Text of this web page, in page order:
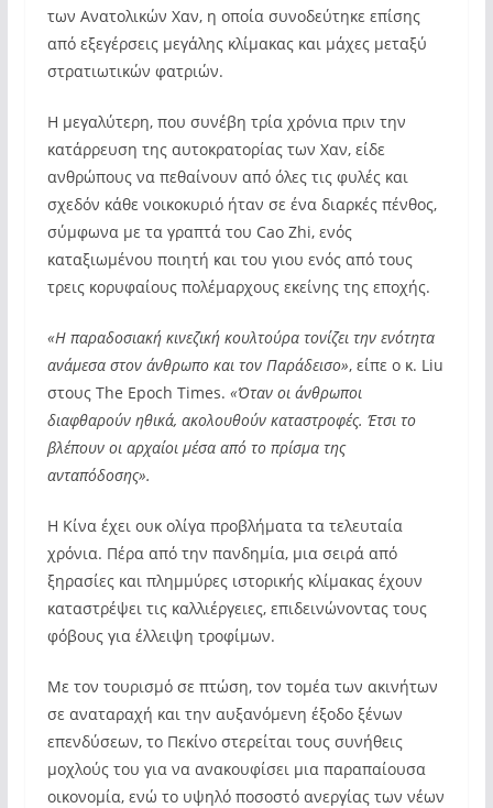
των Ανατολικών Χαν, η οποία συνοδεύτηκε επίσης
από εξεγέρσεις μεγάλης κλίμακας και μάχες μεταξύ
στρατιωτικών φατριών.
Η μεγαλύτερη, που συνέβη τρία χρόνια πριν την
κατάρρευση της αυτοκρατορίας των Χαν, είδε
ανθρώπους να πεθαίνουν από όλες τις φυλές και
σχεδόν κάθε νοικοκυριό ήταν σε ένα διαρκές πένθος,
σύμφωνα με τα γραπτά του Cao Zhi, ενός
καταξιωμένου ποιητή και του γιου ενός από τους
τρεις κορυφαίους πολέμαρχους εκείνης της εποχής.
«Η παραδοσιακή κινεζική κουλτούρα τονίζει την ενότητα
ανάμεσα στον άνθρωπο και τον Παράδεισο», είπε ο κ. Liu
στους The Epoch Times. «Όταν οι άνθρωποι
διαφθαρούν ηθικά, ακολουθούν καταστροφές. Έτσι το
βλέπουν οι αρχαίοι μέσα από το πρίσμα της
ανταπόδοσης».
Η Κίνα έχει ουκ ολίγα προβλήματα τα τελευταία
χρόνια. Πέρα από την πανδημία, μια σειρά από
ξηρασίες και πλημμύρες ιστορικής κλίμακας έχουν
καταστρέψει τις καλλιέργειες, επιδεινώνοντας τους
φόβους για έλλειψη τροφίμων.
Με τον τουρισμό σε πτώση, τον τομέα των ακινήτων
σε αναταραχή και την αυξανόμενη έξοδο ξένων
επενδύσεων, το Πεκίνο στερείται τους συνήθεις
μοχλούς του για να ανακουφίσει μια παραπαίουσα
οικονομία, ενώ το υψηλό ποσοστό ανεργίας των νέων